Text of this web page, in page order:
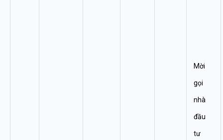
Mời
gọi
nhà
đầu
tư